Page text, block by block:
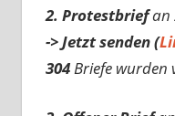
2. Protestbriefan
-> Jetzt senden (
304Briefe wurden